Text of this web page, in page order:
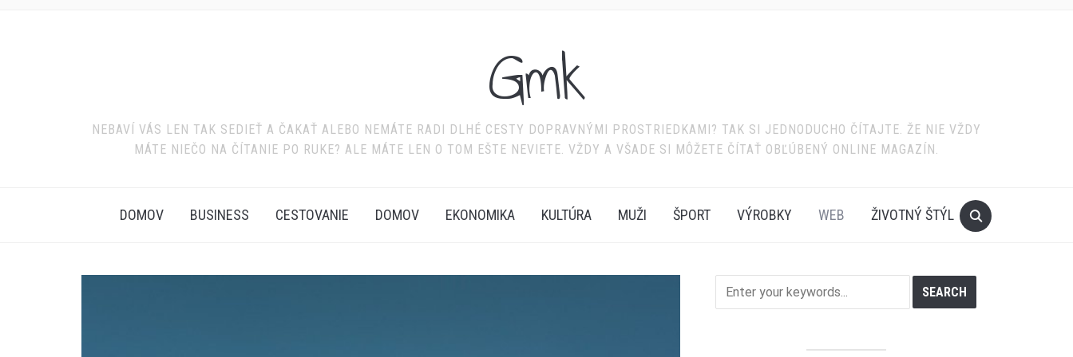
Gmk
NEBAVÍ VÁS LEN TAK SEDIEŤ A ČAKAŤ ALEBO NEMÁTE RADI DLHÉ CESTY DOPRAVNÝMI PROSTRIEDKAMI? TAK SI JEDNODUCHO ČÍTAJTE. ŽE NIE VŽDY
MÁTE NIEČO NA ČÍTANIE PO RUKE? ALE MÁTE LEN O TOM EŠTE NEVIETE. VŽDY A VŠADE SI MÔŽETE ČÍTAŤ OBĽÚBENÝ ONLINE MAGAZÍN.
DOMOV BUSINESS CESTOVANIE DOMOV EKONOMIKA KULTÚRA MUŽI ŠPORT VÝROBKY WEB ŽIVOTNÝ ŠTÝL